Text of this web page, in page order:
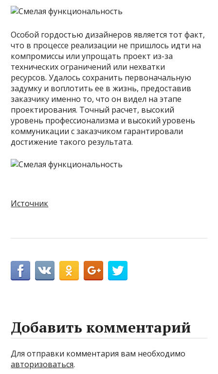
Особой гордостью дизайнеров является тот факт,
что в процессе реализации не пришлось идти на
компромиссы или упрощать проект из-за
технических ограничений или нехватки
ресурсов. Удалось сохранить первоначальную
задумку и воплотить ее в жизнь, предоставив
заказчику именно то, что он видел на этапе
проектирования. Точный расчет, высокий
уровень профессионализма и высокий уровень
коммуникации с заказчиком гарантировали
достижение такого результата.
Источник
Добавить комментарий
Для отправки комментария вам необходимо
авторизоваться.